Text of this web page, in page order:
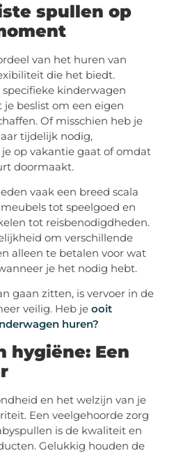
spullen op
van het huren van
die het biedt.
specifieke kinderwagen
beslist om een eigen
Of misschien heb je
tijdelijk nodig,
op vakantie gaat of omdat
doormaakt.
vaak een breed scala
tot speelgoed en
tot reisbenodigdheden.
om verschillende
alleen te betalen voor wat
je het nodig hebt.
gaan zitten, is vervoer in de
veilig. Heb jeooit
huren?
hygiëne: Een
en het welzijn van je
Een veelgehoorde zorg
is de kwaliteit en
Gelukkig houden de